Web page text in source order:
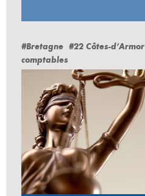
#Bretagne #22 Côtes-d’Armor
comptables